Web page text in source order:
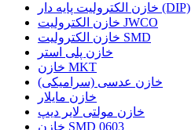
خازن الکترولیت پایه دار (DIP)
خازن الکترولیت JWCO
خازن الکترولیت SMD
خازن پلی استر
خازن MKT
خازن عدسی (سرامیکی)
خازن مایلار
خازن مولتی لایر دیپ
خازن SMD 0603